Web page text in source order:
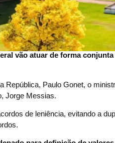
vão atuar de forma
Paulo Gonet, o
Jorge Messias.
de leniência, evitando a